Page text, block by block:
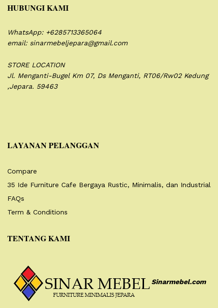
HUBUNGI KAMI
WhatsApp: +6285713365064
email: sinarmebeljepara@gmail.com
STORE LOCATION
Jl. Menganti-Bugel Km 07, Ds Menganti, RT06/Rw02 Kedung
,Jepara. 59463
LAYANAN PELANGGAN
Compare
35 Ide Furniture Cafe Bergaya Rustic, Minimalis, dan Industrial
FAQs
Term & Conditions
TENTANG KAMI
Sinarmebel.com